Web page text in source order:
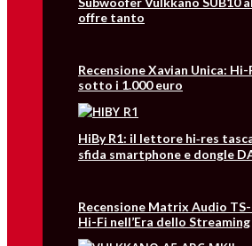
offre tanto
Recensione Xavian Unica:
sotto i 1.000 euro
HiBy R1: il lettore hi‑res
sfida smartphone e dongle
Recensione Matrix Audio TS-
Hi-Fi nell’Era dello Streaming